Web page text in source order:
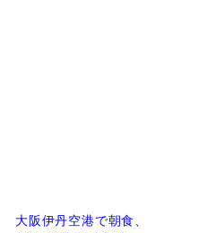
大阪伊丹空港で朝食、